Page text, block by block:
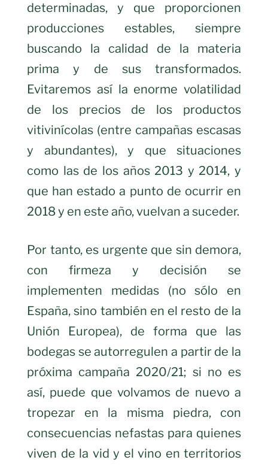
determinadas, y que proporcionen
producciones estables, siempre
buscando la calidad de la materia
prima y de sus transformados.
Evitaremos así la enorme volatilidad
de los precios de los productos
vitivinícolas (entre campañas escasas
y abundantes), y que situaciones
como las de los años 2013 y 2014, y
que han estado a punto de ocurrir en
2018 y en este año, vuelvan a suceder.
Por tanto, es urgente que sin demora,
con firmeza y decisión se
implementen medidas (no sólo en
España, sino también en el resto de la
Unión Europea), de forma que las
bodegas se autorregulen a partir de la
próxima campaña 2020/21; si no es
así, puede que volvamos de nuevo a
tropezar en la misma piedra, con
consecuencias nefastas para quienes
viven de la vid y el vino en territorios